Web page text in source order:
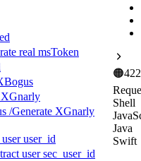
real msToken
/Generate XGnarly
user_id
user sec_user_id
🟠422
Shell
Java
Swift